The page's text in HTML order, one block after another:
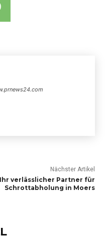
Nächster Artikel
Ihr verlässlicher Partner für
Schrottabholung in Moers